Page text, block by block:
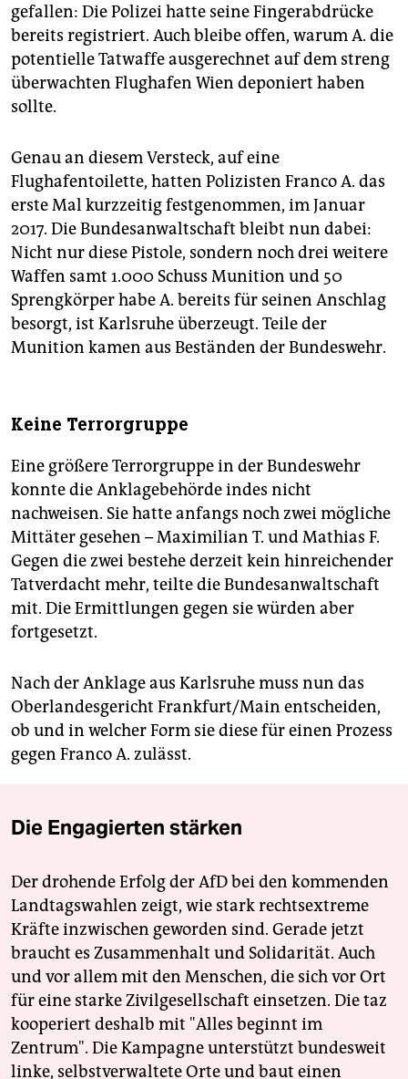
gefallen: Die Polizei hatte seine Fingerabdrücke
bereits registriert. Auch bleibe offen, warum A. die
potentielle Tatwaffe ausgerechnet auf dem streng
überwachten Flughafen Wien deponiert haben
sollte.
Genau an diesem Versteck, auf eine
Flughafentoilette, hatten Polizisten Franco A. das
erste Mal kurzzeitig festgenommen, im Januar
2017. Die Bundesanwaltschaft bleibt nun dabei:
Nicht nur diese Pistole, sondern noch drei weitere
Waffen samt 1.000 Schuss Munition und 50
Sprengkörper habe A. bereits für seinen Anschlag
besorgt, ist Karlsruhe überzeugt. Teile der
Munition kamen aus Beständen der Bundeswehr.
Keine Terrorgruppe
Eine größere Terrorgruppe in der Bundeswehr
konnte die Anklagebehörde indes nicht
nachweisen. Sie hatte anfangs noch zwei mögliche
Mittäter gesehen – Maximilian T. und Mathias F.
Gegen die zwei bestehe derzeit kein hinreichender
Tatverdacht mehr, teilte die Bundesanwaltschaft
mit. Die Ermittlungen gegen sie würden aber
fortgesetzt.
Nach der Anklage aus Karlsruhe muss nun das
Oberlandesgericht Frankfurt/Main entscheiden,
ob und in welcher Form sie diese für einen Prozess
gegen Franco A. zulässt.
Die Engagierten stärken
Der drohende Erfolg der AfD bei den kommenden
Landtagswahlen zeigt, wie stark rechtsextreme
Kräfte inzwischen geworden sind. Gerade jetzt
braucht es Zusammenhalt und Solidarität. Auch
und vor allem mit den Menschen, die sich vor Ort
für eine starke Zivilgesellschaft einsetzen. Die taz
kooperiert deshalb mit "Alles beginnt im
Zentrum". Die Kampagne unterstützt bundesweit
linke, selbstverwaltete Orte und baut einen